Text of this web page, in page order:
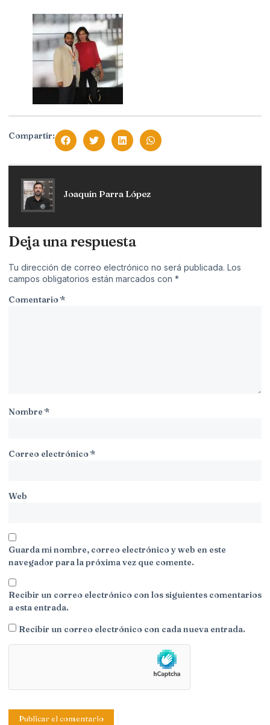
Compartir:
Joaquín Parra López
Deja una respuesta
Tu dirección de correo electrónico no será publicada. Los
campos obligatorios están marcados con *
Comentario*
Nombre*
Correo electrónico*
Web
Guarda mi nombre, correo electrónico y web en este
navegador para la próxima vez que comente.
Recibir un correo electrónico con los siguientes comentarios
a esta entrada.
Recibir un correo electrónico con cada nueva entrada.